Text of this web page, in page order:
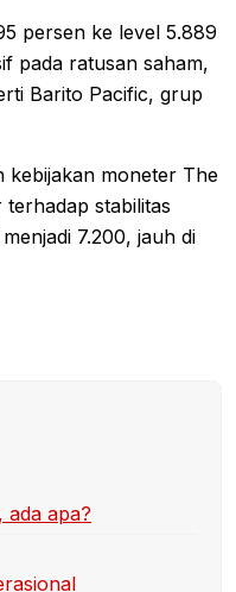
persen ke level 5.889
pada ratusan saham,
Barito Pacific, grup
kebijakan moneter The
stabilitas
7.200, jauh di
ada apa?